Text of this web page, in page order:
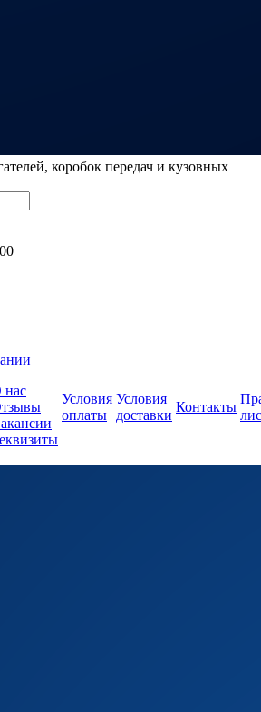
коробок передач и кузовных
нас
Условия
оплаты
Условия
доставки
Контакты